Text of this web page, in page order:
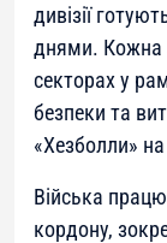
дивізії
днями. Кожна
секторах у
безпеки та
«Хезболли» на
Війська
кордону,